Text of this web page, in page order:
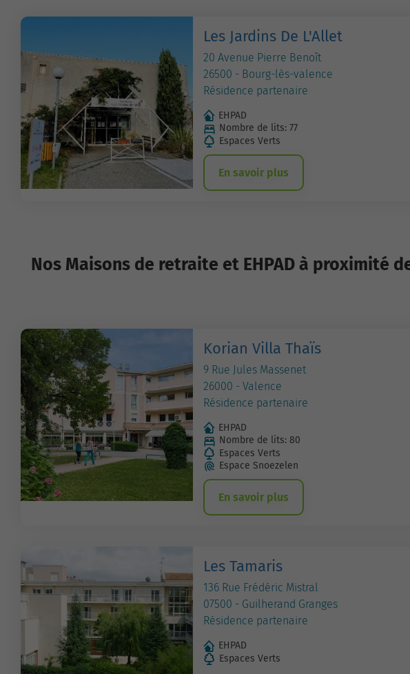
Les Jardins De L'Allet
20 Avenue Pierre Benoît
26500 - Bourg-lès-valence
Résidence partenaire
EHPAD
Nombre de lits: 77
Espaces Verts
En savoir plus
Nos Maisons de retraite et EHPAD à proximité
Korian Villa Thaïs
9 Rue Jules Massenet
26000 - Valence
Résidence partenaire
EHPAD
Nombre de lits: 80
Espaces Verts
Espace Snoezelen
En savoir plus
Les Tamaris
136 Rue Frédéric Mistral
07500 - Guilherand Granges
Résidence partenaire
EHPAD
Espaces Verts